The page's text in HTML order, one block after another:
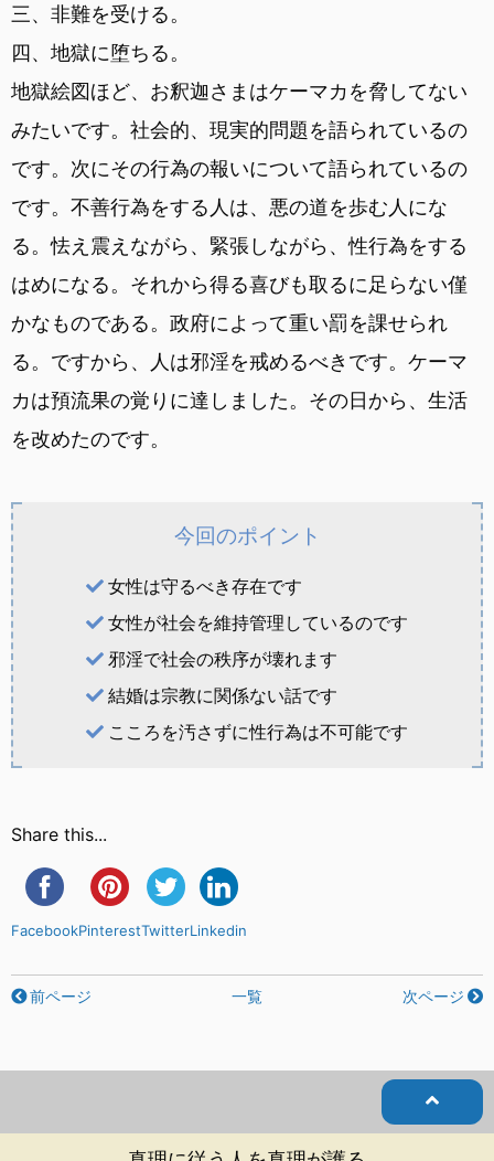
三、非難を受ける。
四、地獄に堕ちる。
地獄絵図ほど、お釈迦さまはケーマカを脅してない
みたいです。社会的、現実的問題を語られているの
です。次にその行為の報いについて語られているの
です。不善行為をする人は、悪の道を歩む人にな
る。怯え震えながら、緊張しながら、性行為をする
はめになる。それから得る喜びも取るに足らない僅
かなものである。政府によって重い罰を課せられ
る。ですから、人は邪淫を戒めるべきです。ケーマ
カは預流果の覚りに達しました。その日から、生活
を改めたのです。
今回のポイント
女性は守るべき存在です
女性が社会を維持管理しているのです
邪淫で社会の秩序が壊れます
結婚は宗教に関係ない話です
こころを汚さずに性行為は不可能です
Share this...
FacebookPinterestTwitterLinkedin
前ページ 一覧 次ページ